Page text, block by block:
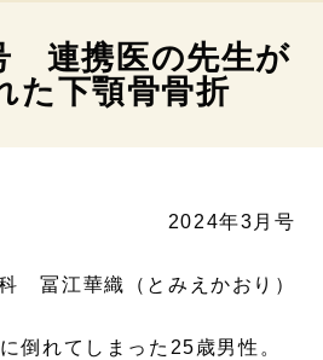
連携医の先生が
た下顎骨骨折
2024年3月号
冨江華織（とみえかおり）
倒れてしまった25歳男性。